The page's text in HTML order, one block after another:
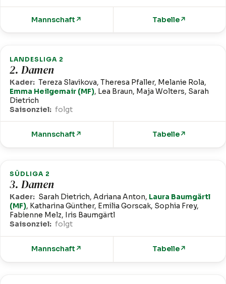
Mannschaft ↗ Tabelle↗
LANDESLIGA 2
2. Damen
Kader: Tereza Slavikova, Theresa Pfaller, Melanie Rola,
Emma Heilgemair (MF), Lea Braun, Maja Wolters, Sarah
Dietrich
Saisonziel: folgt
Mannschaft ↗ Tabelle↗
SÜDLIGA 2
3. Damen
Kader: Sarah Dietrich, Adriana Anton, Laura Baumgärtl
(MF), Katharina Günther, Emilia Gorscak, Sophia Frey,
Fabienne Melz, Iris Baumgärtl
Saisonziel: folgt
Mannschaft ↗ Tabelle↗